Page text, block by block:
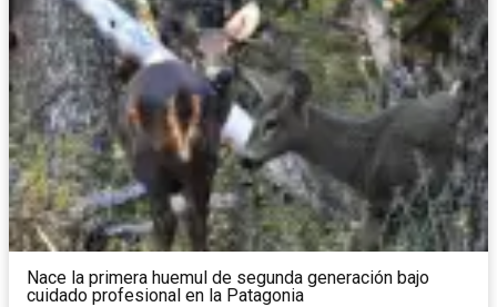
Nace la primera huemul de segunda generación bajo
cuidado profesional en la Patagonia